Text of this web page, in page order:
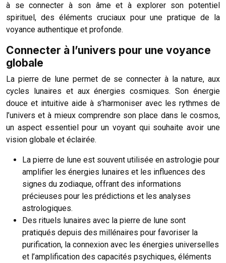
à se connecter à son âme et à explorer son potentiel
spirituel, des éléments cruciaux pour une pratique de la
voyance authentique et profonde.
Connecter à l’univers pour une voyance
globale
La pierre de lune permet de se connecter à la nature, aux
cycles lunaires et aux énergies cosmiques. Son énergie
douce et intuitive aide à s’harmoniser avec les rythmes de
l’univers et à mieux comprendre son place dans le cosmos,
un aspect essentiel pour un voyant qui souhaite avoir une
vision globale et éclairée.
La pierre de lune est souvent utilisée en astrologie pour
amplifier les énergies lunaires et les influences des
signes du zodiaque, offrant des informations
précieuses pour les prédictions et les analyses
astrologiques.
Des rituels lunaires avec la pierre de lune sont
pratiqués depuis des millénaires pour favoriser la
purification, la connexion avec les énergies universelles
et l’amplification des capacités psychiques, éléments